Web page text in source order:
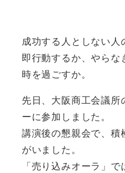
成功する人としない人
即行動するか、やら
時を過ごすか。
先日、大阪商工会議
ーに参加しました。
講演後の懇親会で、
がいました。
「売り込みオーラ」